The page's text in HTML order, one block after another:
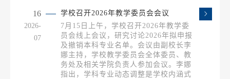
16
2026-
07
学校召开2026年教学委员会会议
7月15日上午，学校召开2026年教学委
员会线上会议，研究讨论2026年拟申报
及撤销本科专业名单。会议由副校长李
娜主持，学校教学委员会全体委员、教
务处及相关学院负责人参加会议。李娜
指出，学科专业动态调整是学校内涵式